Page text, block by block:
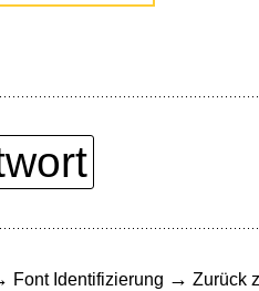
Font Identifizierung → Zurück